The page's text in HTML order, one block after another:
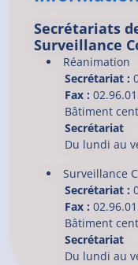
Secrétariats
Surveillance
Réanimation
Secrétariat :
Fax :
Bâtiment
Secrétariat
Du lundi au
Surveillance
Secrétariat :
Fax :
Bâtiment
Secrétariat
Du lundi au